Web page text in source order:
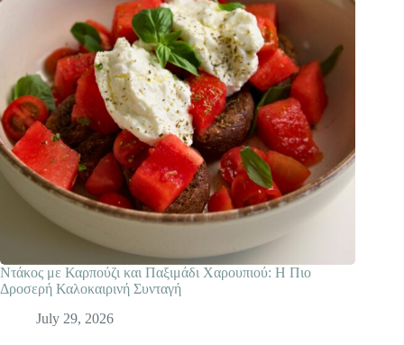
Ντάκος με Καρπούζι και Παξιμάδι Χαρουπιού: Η Πιο
Δροσερή Καλοκαιρινή Συνταγή
July 29, 2026